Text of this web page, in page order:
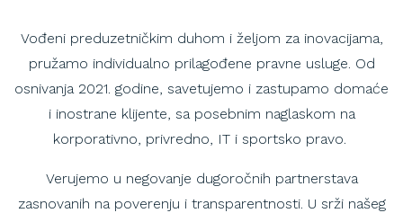
Vođeni preduzetničkim duhom i željom za inovacijama,
pružamo individualno prilagođene pravne usluge. Od
osnivanja 2021. godine, savetujemo i zastupamo domaće
i inostrane klijente, sa posebnim naglaskom na
korporativno, privredno, IT i sportsko pravo.
Verujemo u negovanje dugoročnih partnerstava
zasnovanih na poverenju i transparentnosti. U srži našeg